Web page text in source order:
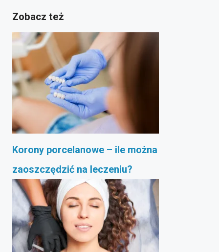
Zobacz też
Korony porcelanowe – ile można
zaoszczędzić na leczeniu?